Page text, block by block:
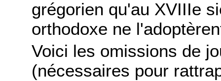
grégorien qu'au XVIIIe
orthodoxe ne
Voici les omissions de
(nécessaires pour